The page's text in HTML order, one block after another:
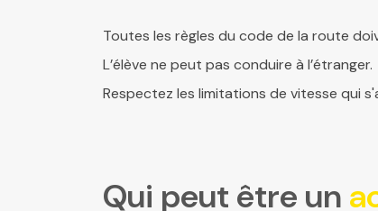
Toutes les règles du code de la route
L’élève ne peut pas conduire à l’étranger.
Respectez les limitations de vitesse qui
Qui peut être un